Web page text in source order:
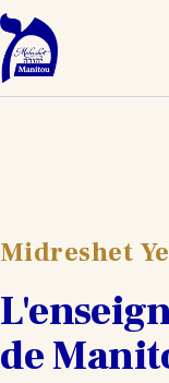
Midreshet
de